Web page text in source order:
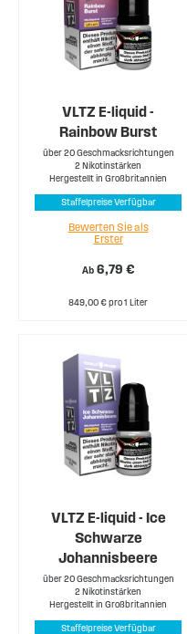
VLTZ E-liquid -
Rainbow Burst
über 20 Geschmacksrichtungen
2 Nikotinstärken
Hergestellt in Großbritannien
Staffelpreise Verfügbar
Ab 6,79 €
Bewerten Sie als
Erster
849,00 € pro 1 Liter
VLTZ E-liquid - Ice
Schwarze
Johannisbeere
über 20 Geschmacksrichtungen
2 Nikotinstärken
Hergestellt in Großbritannien
Staffelpreise Verfügbar